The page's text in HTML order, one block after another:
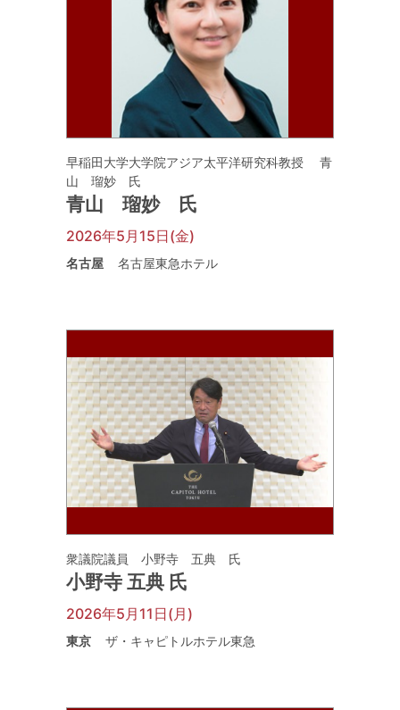
早稲田大学大学院アジア太平洋研究科教授 青
山 瑠妙 氏
青山 瑠妙 氏
2026年5月15日(金)
名古屋 名古屋東急ホテル
衆議院議員 小野寺 五典 氏
小野寺 五典 氏
2026年5月11日(月)
東京 ザ・キャピトルホテル東急